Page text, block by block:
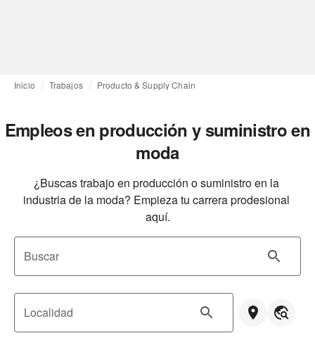
Inicio Trabajos Producto & Supply Chain
Empleos en producción y suministro en
moda
¿Buscas trabajo en producción o suministro en la
industria de la moda? Empieza tu carrera prodesional
aquí.
Buscar
Localidad